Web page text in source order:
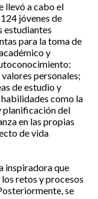
llevó a cabo el
jóvenes de
estudiantes
para la toma de
y
personales;
de estudio y
como la
planificación del
en las propias
de vida
inspiradora que
retos y procesos
se